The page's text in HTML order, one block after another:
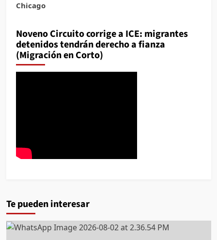
Chicago
Noveno Circuito corrige a ICE: migrantes
detenidos tendrán derecho a fianza
(Migración en Corto)
Te pueden interesar